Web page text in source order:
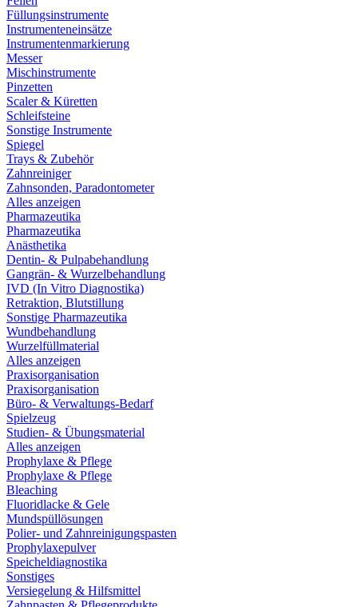
Füllungsinstrumente
Instrumenteneinsätze
Instrumentenmarkierung
Messer
Mischinstrumente
Pinzetten
Scaler & Küretten
Schleifsteine
Sonstige Instrumente
Spiegel
Trays & Zubehör
Zahnreiniger
Zahnsonden, Paradontometer
Alles anzeigen
Pharmazeutika
Pharmazeutika
Anästhetika
Dentin- & Pulpabehandlung
Gangrän- & Wurzelbehandlung
IVD (In Vitro Diagnostika)
Retraktion, Blutstillung
Sonstige Pharmazeutika
Wundbehandlung
Wurzelfüllmaterial
Alles anzeigen
Praxisorganisation
Praxisorganisation
Büro- & Verwaltungs-Bedarf
Spielzeug
Studien- & Übungsmaterial
Alles anzeigen
Prophylaxe & Pflege
Prophylaxe & Pflege
Bleaching
Fluoridlacke & Gele
Mundspüllösungen
Polier- und Zahnreinigungspasten
Prophylaxepulver
Speicheldiagnostika
Sonstiges
Versiegelung & Hilfsmittel